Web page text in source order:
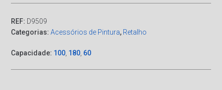
REF: D9509
Categorias:Acessórios de Pintura, Retalho
Capacidade: 100 180 60